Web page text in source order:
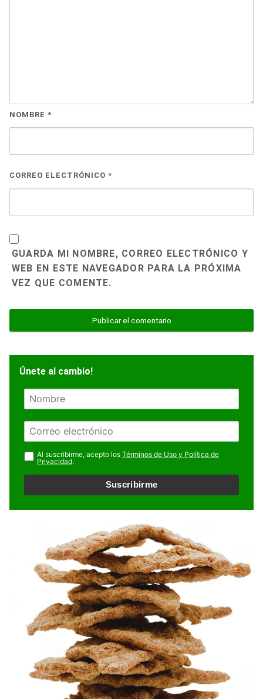
NOMBRE *
CORREO ELECTRÓNICO *
GUARDA MI NOMBRE, CORREO ELECTRÓNICO Y
WEB EN ESTE NAVEGADOR PARA LA PRÓXIMA
VEZ QUE COMENTE.
Únete al cambio!
N
r
e
E
m
a
i
l
Al suscribirme, acepto los Términos de Uso y Política de
Privacidad.
Suscribirme